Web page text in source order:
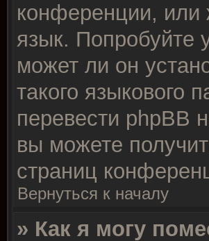
конференции, или
язык. Попробуйте
может ли он
такого языкового
перевести phpBB
вы можете
страниц
Вернуться к началу
» Как я могу